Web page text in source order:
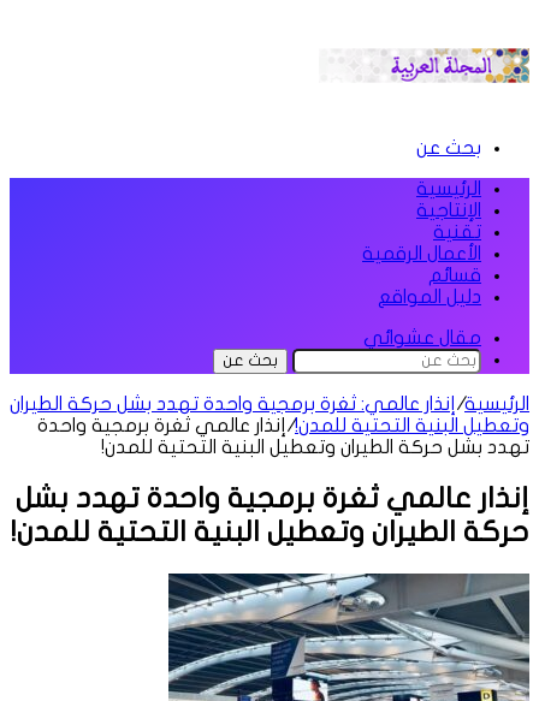
بحث عن
الرئيسية
الإنتاجية
تقنية
الأعمال الرقمية
قسائم
دليل المواقع
مقال عشوائي
بحث عن
الرئيسية/ إنذار عالمي: ثغرة برمجية واحدة تهدد بشل حركة الطيران
وتعطيل البنية التحتية للمدن!/ إنذار عالمي ثغرة برمجية واحدة
تهدد بشل حركة الطيران وتعطيل البنية التحتية للمدن!
إنذار عالمي ثغرة برمجية واحدة تهدد بشل
حركة الطيران وتعطيل البنية التحتية للمدن!